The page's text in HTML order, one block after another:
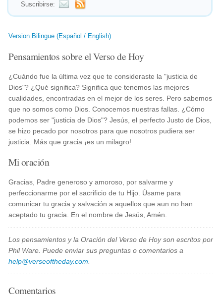
Suscribirse:
Version Bilingue (Español / English)
Pensamientos sobre el Verso de Hoy
¿Cuándo fue la última vez que te consideraste la "justicia de
Dios"? ¿Qué significa? Significa que tenemos las mejores
cualidades, encontradas en el mejor de los seres. Pero sabemos
que no somos como Dios. Conocemos nuestras fallas. ¿Cómo
podemos ser "justicia de Dios"? Jesús, el perfecto Justo de Dios,
se hizo pecado por nosotros para que nosotros pudiera ser
justicia. Más que gracia ¡es un milagro!
Mi oración
Gracias, Padre generoso y amoroso, por salvarme y
perfeccionarme por el sacrificio de tu Hijo. Úsame para
comunicar tu gracia y salvación a aquellos que aun no han
aceptado tu gracia. En el nombre de Jesús, Amén.
Los pensamientos y la Oración del Verso de Hoy son escritos por
Phil Ware. Puede enviar sus preguntas o comentarios a
help@verseoftheday.com
Comentarios